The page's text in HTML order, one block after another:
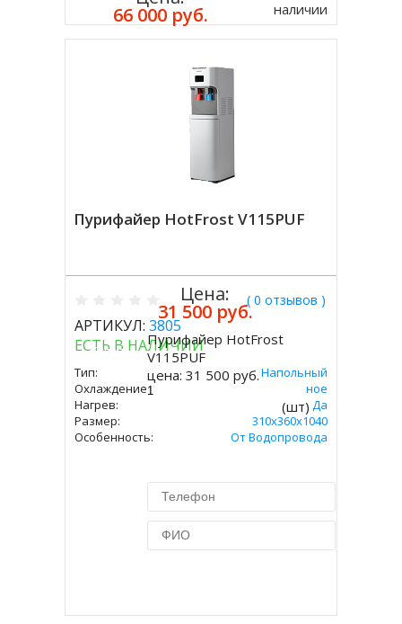
66 000 руб.
наличии
Пурифайер HotFrost V115PUF
( 0 отзывов )
АРТИКУЛ: 3805
ЕСТЬ В НАЛИЧИИ
Тип:
Напольный
Охлаждение:
Компрессорное
Нагрев:
Да
Размер:
310х360х1040
Особенность:
От Водопровода
Цена:
31 500 руб.
Купить
Пурифайер HotFrost
V115PUF
цена:31 500 руб.
(шт)